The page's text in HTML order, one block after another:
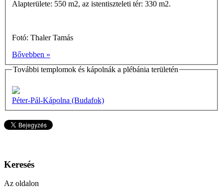
Alapterülete: 550 m2, az istentiszteleti tér: 330 m2.
Fotó: Thaler Tamás
Bővebben »
További templomok és kápolnák a plébánia területén
Péter-Pál-Kápolna (Budafok)
Keresés
Az oldalon